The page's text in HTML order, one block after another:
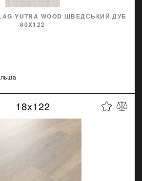
YUTRA WOOD ШВЕДСЬКИЙ ДУБ
80X122
18x122